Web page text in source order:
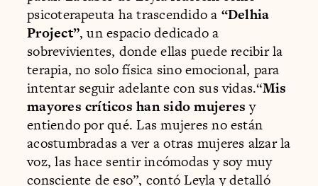
psicoterapeuta ha trascendido a “Delhia
Project”, un espacio dedicado a
sobrevivientes, donde ellas puede recibir la
terapia, no solo física sino emocional, para
intentar seguir adelante con sus vidas.“Mis
mayores críticos han sido mujeresy
entiendo por qué. Las mujeres no están
acostumbradas a ver a otras mujeres alzar la
voz, las hace sentir incómodas y soy muy
consciente de eso”, contó Leyla y detalló